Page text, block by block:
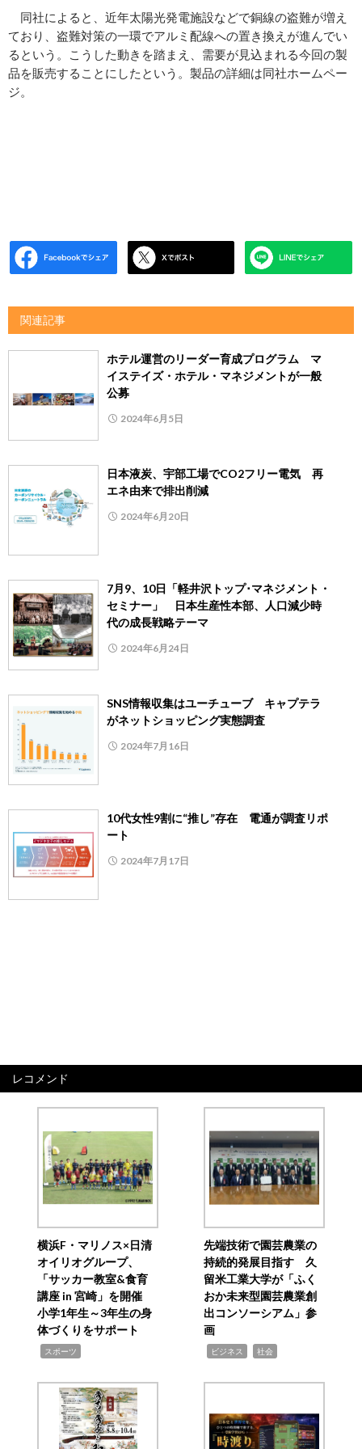
同社によると、近年太陽光発電施設などで銅線の盗難が増え
ており、盗難対策の一環でアルミ配線への置き換えが進んでい
るという。こうした動きを踏まえ、需要が見込まれる今回の製
品を販売することにしたという。製品の詳細は同社ホームペー
ジ。
関連記事
ホテル運営のリーダー育成プログラム マ
イステイズ・ホテル・マネジメントが一般
公募
2024年6月5日
日本液炭、宇部工場でCO2フリー電気 再
エネ由来で排出削減
2024年6月20日
7月9、10日「軽井沢トップ･マネジメント・
セミナー」 日本生産性本部、人口減少時
代の成長戦略テーマ
2024年6月24日
SNS情報収集はユーチューブ キャプテラ
がネットショッピング実態調査
2024年7月16日
10代女性9割に“推し”存在 電通が調査リポ
ート
2024年7月17日
レコメンド
横浜F・マリノス×日清
オイリオグループ、
「サッカー教室&食育
講座 in 宮崎」を開催
小学1年生～3年生の身
体づくりをサポート
スポーツ
先端技術で園芸農業の
持続的発展目指す 久
留米工業大学が「ふく
おか未来型園芸農業創
出コンソーシアム」参
画
ビジネス 社会